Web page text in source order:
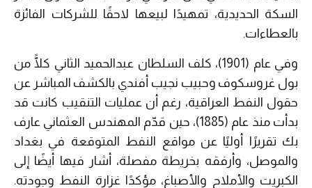
السكة الحديدية، تمهيدًا لبيعها لاحقًا للشركات الفائزة
بالعطاءات.
وفي عام (1901)، كلف السلطان عبدالحميد الثاني كلًّا من
بول غروسكوف وحبيب نجيب أفندي بالكشف المباشر عن
حقول النفط العراقية، رغم أن عمليات التنقيب كانت قد
بدأت منذ عام (1885)، حين قدّم المهندس العثماني عارف
بك تقريرًا أوليًا عن مواقع النفط المتوقعة في بغداد
والموصل، وأرفقه بخريطة مفصلة، أشار فيها أيضًا إلى
الكبريت والأملاح والأصباغ، مؤكدًا غزارة النفط وجودته.